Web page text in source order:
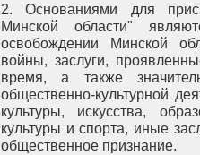
2. Основаниями для
Минской области"
освобождении Минской
войны, заслуги,
время, а также
общественно-культурной
культуры, искусства,
культуры и спорта, иные
общественное признание.